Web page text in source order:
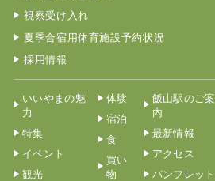
視察受け入れ
夏季合宿用体育施設予約状況
採用情報
いいやまの魅
力
特集
イベント
観光
体験
宿泊
食
買い
物
飯山駅のご案
内
最新情報
アクセス
パンフレット